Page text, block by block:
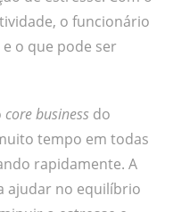
o funcionário
o que pode ser
core business do
tempo em todas
rapidamente. A
ajudar no equilíbrio